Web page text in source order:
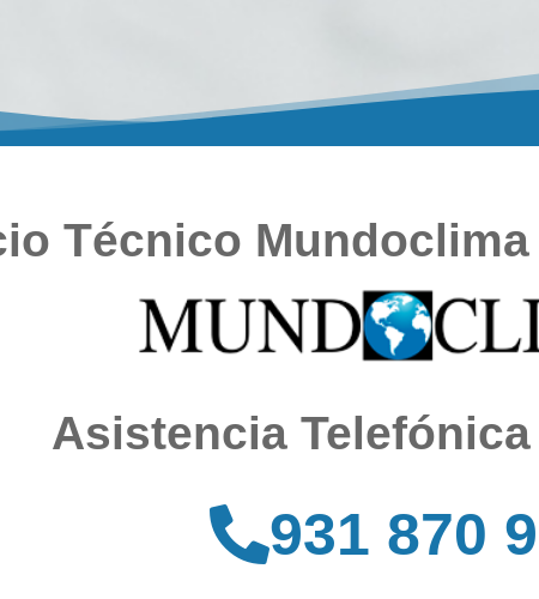
Técnico
Asistencia
931 870